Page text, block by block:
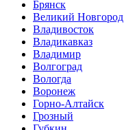
Брянск
Великий Новгород
Владивосток
Владикавказ
Владимир
Волгоград
Вологда
Воронеж
Горно-Алтайск
Грозный